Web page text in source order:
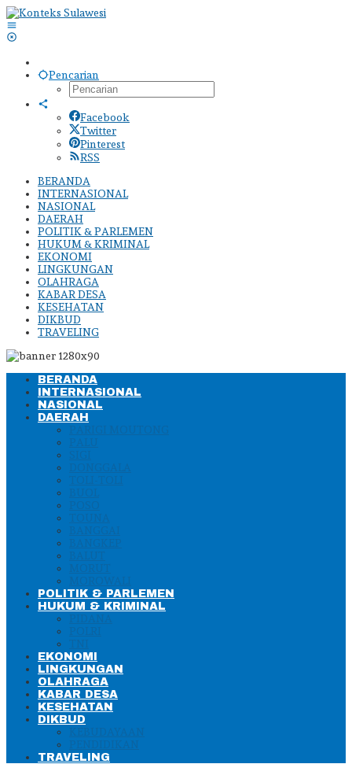
Lewati
ke
konten
Pencarian
Facebook
Twitter
Pinterest
RSS
BERANDA
INTERNASIONAL
NASIONAL
DAERAH
POLITIK & PARLEMEN
HUKUM & KRIMINAL
EKONOMI
LINGKUNGAN
OLAHRAGA
KABAR DESA
KESEHATAN
DIKBUD
TRAVELING
BERANDA
INTERNASIONAL
NASIONAL
DAERAH
PARIGI MOUTONG
PALU
SIGI
DONGGALA
TOLI-TOLI
BUOL
POSO
TOUNA
BANGGAI
BANGKEP
BALUT
MORUT
MOROWALI
POLITIK & PARLEMEN
HUKUM & KRIMINAL
PIDANA
POLRI
TNI
EKONOMI
LINGKUNGAN
OLAHRAGA
KABAR DESA
KESEHATAN
DIKBUD
KEBUDAYAAN
PENDIDIKAN
TRAVELING